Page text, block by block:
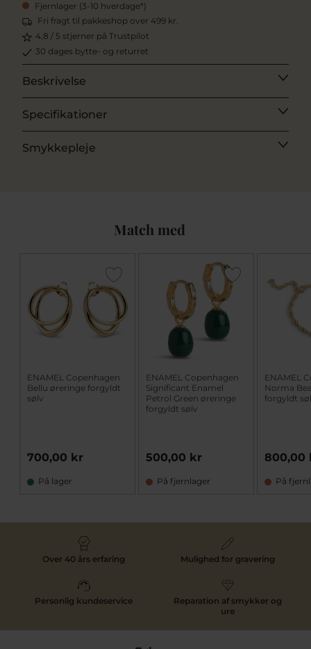
Fjernlager (3-10 hverdage*)
Fri fragt til pakkeshop over 499 kr.
4,8 / 5 stjerner på Trustpilot
30 dages bytte- og returret
Beskrivelse
Specifikationer
Smykkepleje
Match med
ENAMEL Copenhagen
Bellu øreringe forgyldt
sølv
700,00 kr
På lager
ENAMEL Copenhagen
Significant Enamel
Petrol Green øreringe
forgyldt sølv
500,00 kr
På fjernlager
ENAMEL
Norma
forgyldt
800,00
På
Over 40 års erfaring Mulighed for gravering
Personlig kundeservice
Reparation af smykker og
ure